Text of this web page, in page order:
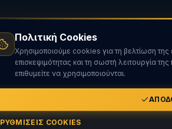
Πολιτική Cookies
Χρησιμοποιούμε cookies για τη βελτίωση της
επισκεψιμότητας και τη σωστή λειτουργία
επιθυμείτε να χρησιμοποιούνται.
ΡΥΘΜΊΣΕΙΣ COOKIES